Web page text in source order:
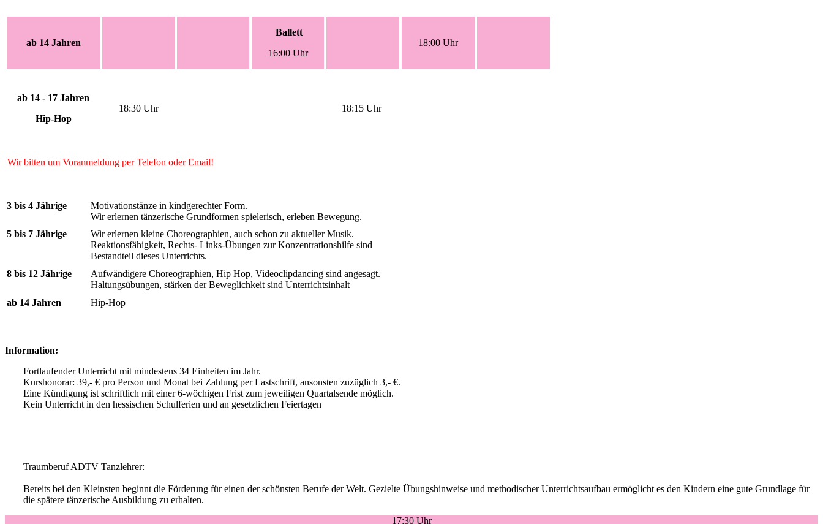
ab 14 Jahren
Ballett
16:00 Uhr
18:00 Uhr
ab 14 - 17 Jahren
Hip-Hop
18:30 Uhr 18:15 Uhr
Wir bitten um Voranmeldung per Telefon oder Email!
3 bis 4 Jährige
Motivationstänze in kindgerechter Form.
Wir erlernen tänzerische Grundformen spielerisch, erleben Bewegung.
5 bis 7 Jährige
Wir erlernen kleine Choreographien, auch schon zu aktueller Musik.
Reaktionsfähigkeit, Rechts- Links-Übungen zur Konzentrationshilfe sind
Bestandteil dieses Unterrichts.
8 bis 12 Jährige
Aufwändigere Choreographien, Hip Hop, Videoclipdancing sind angesagt.
Haltungsübungen, stärken der Beweglichkeit sind Unterrichtsinhalt
ab 14 Jahren
Hip-Hop
Information:
Fortlaufender Unterricht mit mindestens 34 Einheiten im Jahr.
Kurshonorar: 39,- € pro Person und Monat bei Zahlung per Lastschrift, ansonsten zuzüglich 3,- €.
Eine Kündigung ist schriftlich mit einer 6-wöchigen Frist zum jeweiligen Quartalsende möglich.
Kein Unterricht in den hessischen Schulferien und an gesetzlichen Feiertagen
Traumberuf ADTV Tanzlehrer:
Bereits bei den Kleinsten beginnt die Förderung für einen der schönsten Berufe der Welt. Gezielte Übungshinweise und methodischer Unterrichtsaufbau ermöglicht es den Kindern eine gute Grundlage für
die spätere tänzerische Ausbildung zu erhalten.
17:30 Uhr